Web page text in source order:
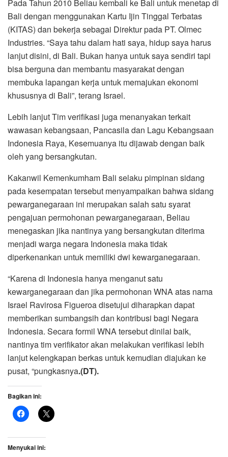
Pada Tahun 2010 Beliau kembali ke Bali untuk menetap di
Bali dengan menggunakan Kartu Ijin Tinggal Terbatas
(KITAS) dan bekerja sebagai Direktur pada PT. Olmec
Industries. “Saya tahu dalam hati saya, hidup saya harus
lanjut disini, di Bali. Bukan hanya untuk saya sendiri tapi
bisa berguna dan membantu masyarakat dengan
membuka lapangan kerja untuk memajukan ekonomi
khususnya di Bali”, terang Israel.
Lebih lanjut Tim verifikasi juga menanyakan terkait
wawasan kebangsaan, Pancasila dan Lagu Kebangsaan
Indonesia Raya, Kesemuanya itu dijawab dengan baik
oleh yang bersangkutan.
Kakanwil Kemenkumham Bali selaku pimpinan sidang
pada kesempatan tersebut menyampaikan bahwa sidang
pewarganegaraan ini merupakan salah satu syarat
pengajuan permohonan pewarganegaraan, Beliau
menegaskan jika nantinya yang bersangkutan diterima
menjadi warga negara Indonesia maka tidak
diperkenankan untuk memiliki dwi kewarganegaraan.
“Karena di Indonesia hanya menganut satu
kewarganegaraan dan jika permohonan WNA atas nama
Israel Ravirosa Figueroa disetujui diharapkan dapat
memberikan sumbangsih dan kontribusi bagi Negara
Indonesia. Secara formil WNA tersebut dinilai baik,
nantinya tim verifikator akan melakukan verifikasi lebih
lanjut kelengkapan berkas untuk kemudian diajukan ke
pusat, “pungkasnya.(DT).
Bagikan ini:
Menyukai ini: